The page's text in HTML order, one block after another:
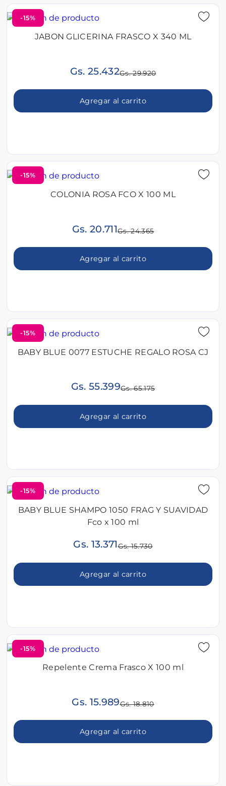
-15%
JABON GLICERINA FRASCO X 340 ML
Gs. 25.432Gs. 29.920
Agregar al carrito
-15%
COLONIA ROSA FCO X 100 ML
Gs. 20.711Gs. 24.365
Agregar al carrito
-15%
BABY BLUE 0077 ESTUCHE REGALO ROSA CJ
Gs. 55.399Gs. 65.175
Agregar al carrito
-15%
BABY BLUE SHAMPO 1050 FRAG Y SUAVIDAD
Fco x 100 ml
Gs. 13.371Gs. 15.730
Agregar al carrito
-15%
Repelente Crema Frasco X 100 ml
Gs. 15.989Gs. 18.810
Agregar al carrito